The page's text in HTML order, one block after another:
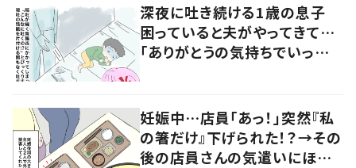
深夜に吐き続ける1歳の息子
困っていると夫がやってきて…
「ありがとうの気持ちでいっぱ
妊娠中…店員「あっ！」突然『私
の箸だけ』下げられた！？→その
後の店員さんの気遣いにほっこ